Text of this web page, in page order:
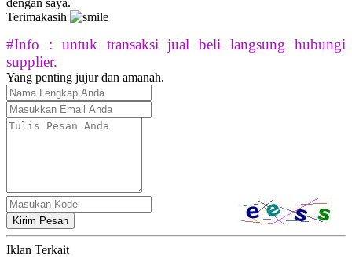
dengan saya.
Terimakasih
#Info : untuk transaksi jual beli langsung hubungi
supplier.
Yang penting jujur dan amanah.
Kirim Pesan
Iklan Terkait